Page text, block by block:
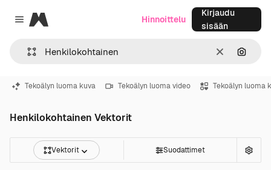
Close menu
Magnific
SelkeäHae
Hinnoittelu
Kirjaudu
sisään
Tekoälyn luoma kuva Tekoälyn luoma video Tekoälyn luoma
Henkilokohtainen Vektorit
Vektorit Suodattimet